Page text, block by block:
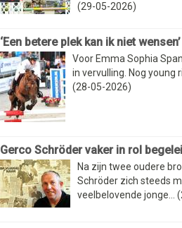
(29-05-2026)
‘Een betere plek kan ik niet wensen’
Voor Emma Sophia
in vervulling. Nog young
(28-05-2026)
Gerco Schröder vaker in rol
Na zijn twee oudere
Schröder zich steeds
veelbelovende jonge...